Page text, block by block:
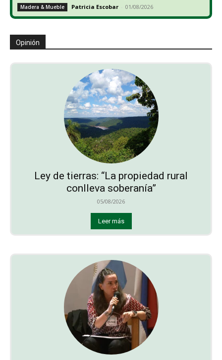
Madera & Mueble Patricia Escobar - 01/08/2026
Opinión
Ley de tierras: “La propiedad rural
conlleva soberanía”
05/08/2026
Leer más